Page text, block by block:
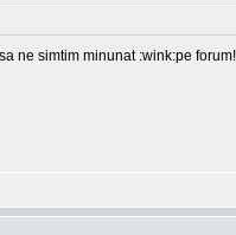
ne simtim minunat :wink:pe forum!